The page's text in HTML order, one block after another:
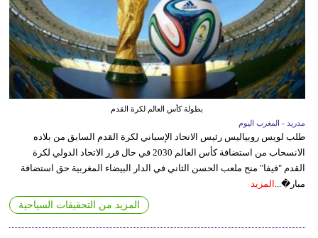
بطولة كأس العالم لكرة القدم
مدريد - المغرب اليوم
طلب لويس روبياليس رئيس الاتحاد الإسباني لكرة القدم السابق من بلاده
الانسحاب من استضافة كأس العالم 2030 في حال قرر الاتحاد الدولي لكرة
القدم "فيفا" منح ملعب الحسن الثاني في الدار البيضاء المغربية حق استضافة
مبار�... المزيد
المزيد من التحقيقات السياحية